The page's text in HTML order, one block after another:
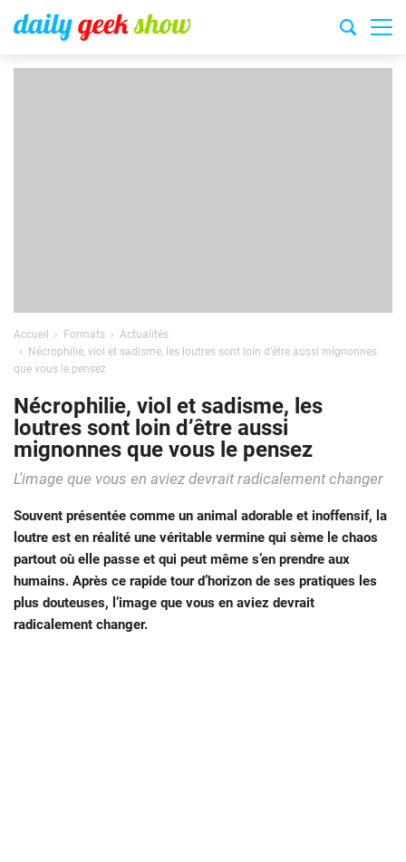
Accueil Formats
Actualités
Nécrophilie, viol et sadisme, les loutres sont loin d’être aussi mignonnes
que vous le pensez
Nécrophilie, viol et sadisme, les
loutres sont loin d’être aussi
mignonnes que vous le pensez
L'image que vous en aviez devrait radicalement changer
Souvent présentée comme un animal adorable et inoffensif, la
loutre est en réalité une véritable vermine qui sème le chaos
partout où elle passe et qui peut même s’en prendre aux
humains. Après ce rapide tour d’horizon de ses pratiques les
plus douteuses, l’image que vous en aviez devrait
radicalement changer.